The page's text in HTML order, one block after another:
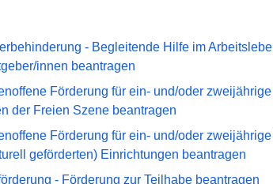
- Begleitende Hilfe im
innen beantragen
Förderung für ein- und/oder
der Freien Szene beantragen
Förderung für ein- und/oder
geförderten) Einrichtungen beantragen
- Förderung zur Teilhabe beantragen